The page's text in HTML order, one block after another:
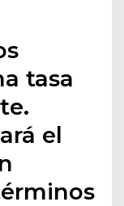
tasa
el